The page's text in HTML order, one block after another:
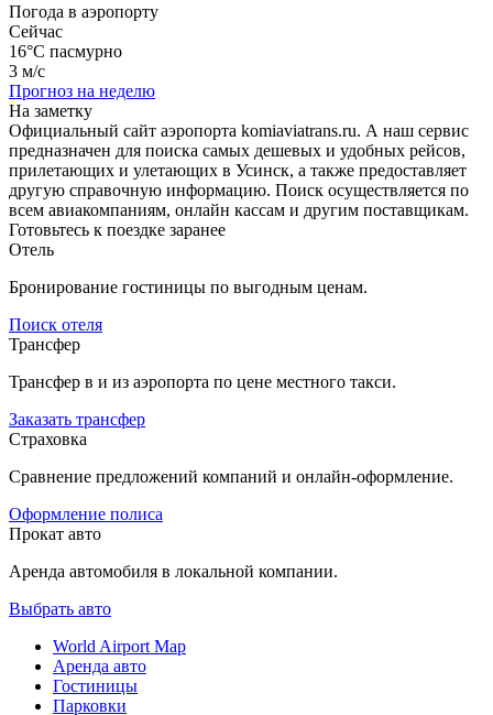
Погода в аэропорту
Сейчас
16°C пасмурно
3 м/с
Прогноз на неделю
На заметку
Официальный сайт аэропорта komiaviatrans.ru. А наш сервис
предназначен для поиска самых дешевых и удобных рейсов,
прилетающих и улетающих в Усинск, а также предоставляет
другую справочную информацию. Поиск осуществляется по
всем авиакомпаниям, онлайн кассам и другим поставщикам.
Готовьтесь к поездке заранее
Отель
Бронирование гостиницы по выгодным ценам.
Поиск отеля
Трансфер
Трансфер в и из аэропорта по цене местного такси.
Заказать трансфер
Страховка
Сравнение предложений компаний и онлайн-оформление.
Оформление полиса
Прокат авто
Аренда автомобиля в локальной компании.
Выбрать авто
World Airport Map
Аренда авто
Гостиницы
Парковки